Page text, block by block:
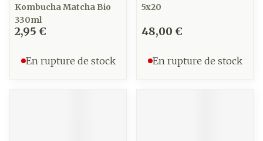
Kombucha Matcha Bio
330ml
2,95 €
En rupture de stock
5x20
48,00 €
En rupture de stock